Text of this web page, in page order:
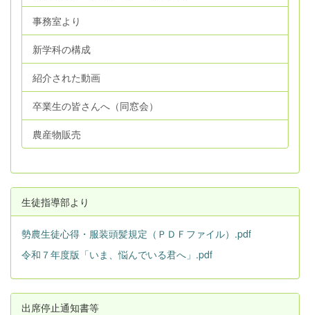
事務室より
新学科の構成
紹介された動画
卒業生の皆さんへ（同窓会）
農産物販売
生徒指導部より
勢農生徒心得・服装頭髪規定（ＰＤＦファイル）.pdf
令和７年度版「いま、悩んでいる君へ」.pdf
出席停止通知書等